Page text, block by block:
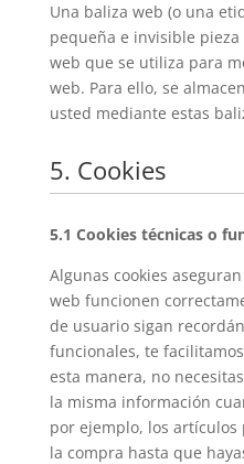
Una baliza web (o una
pequeña e invisible
web que se utiliza para
web. Para ello, se
usted mediante estas
5. Cookies
5.1 Cookies técnicas o
Algunas cookies
web funcionen
de usuario sigan
funcionales, te
esta manera, no
la misma información
por ejemplo, los artículos
la compra hasta que